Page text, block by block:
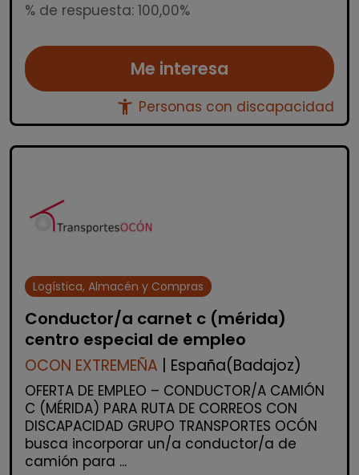
% de respuesta: 100,00%
Me interesa
accessibility_new Personas con discapacidad
Logística, Almacén y Compras
Conductor/a carnet c (mérida)
centro especial de empleo
OCON EXTREMEÑA | España(Badajoz)
OFERTA DE EMPLEO – CONDUCTOR/A CAMIÓN
C (MÉRIDA) PARA RUTA DE CORREOS CON
DISCAPACIDAD GRUPO TRANSPORTES OCÓN
busca incorporar un/a conductor/a de
camión para ...